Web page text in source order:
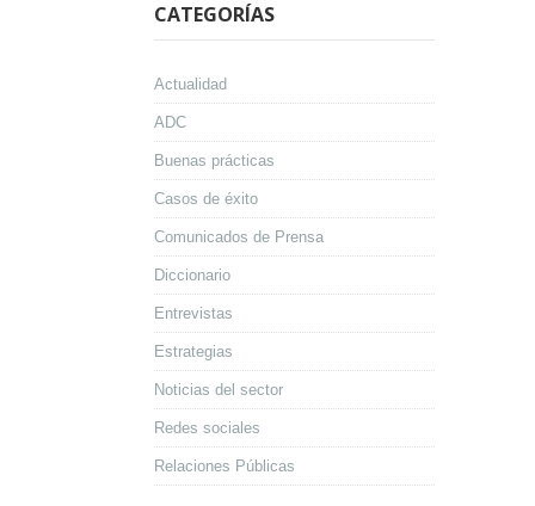
CATEGORÍAS
Actualidad
ADC
Buenas prácticas
Casos de éxito
Comunicados de Prensa
Diccionario
Entrevistas
Estrategias
Noticias del sector
Redes sociales
Relaciones Públicas